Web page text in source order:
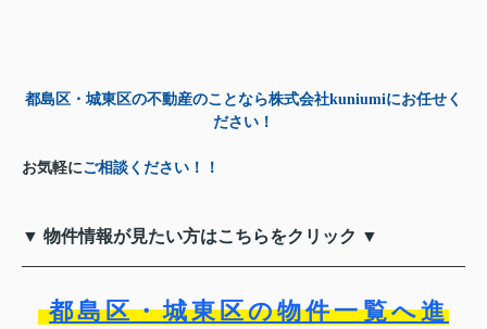
都島区・城東区の不動産のことなら株式会社kuniumiにお任せく
ださい！
お気軽にご相談ください！！
▼ 物件情報が見たい方はこちらをクリック ▼
都島区・城東区の物件一覧へ進